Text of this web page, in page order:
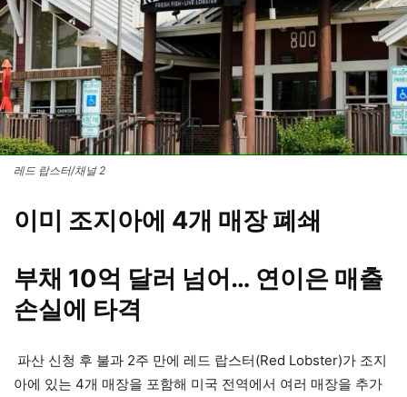
레드 랍스터/채널 2
이미 조지아에 4개 매장 폐쇄
부채 10억 달러 넘어… 연이은 매출
손실에 타격
파산 신청 후 불과 2주 만에 레드 랍스터(Red Lobster)가 조지
아에 있는 4개 매장을 포함해 미국 전역에서 여러 매장을 추가